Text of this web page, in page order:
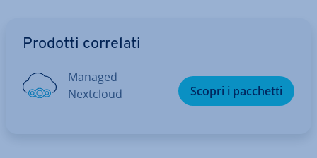
Prodotti correlati
Managed
Nextcloud
Scopri i pacchetti